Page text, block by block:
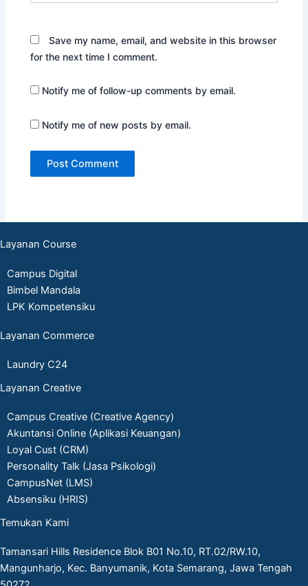
Save my name, email, and website in this browser
for the next time I comment.
Notify me of follow-up comments by email.
Notify me of new posts by email.
Layanan Course
Campus Digital
Bimbel Mandala
LPK Kompetensiku
Layanan Commerce
Laundry C24
Layanan Creative
Campus Creative (Creative Agency)
Akuntansi Online (Aplikasi Keuangan)
Loyal Cust (CRM)
Personality Talk (Jasa Psikologi)
CampusNet (LMS)
Absensiku (HRIS)
Temukan Kami
Tamansari Hills Residence Blok B01 No.10, RT.02/RW.10,
Mangunharjo, Kec. Banyumanik, Kota Semarang, Jawa Tengah